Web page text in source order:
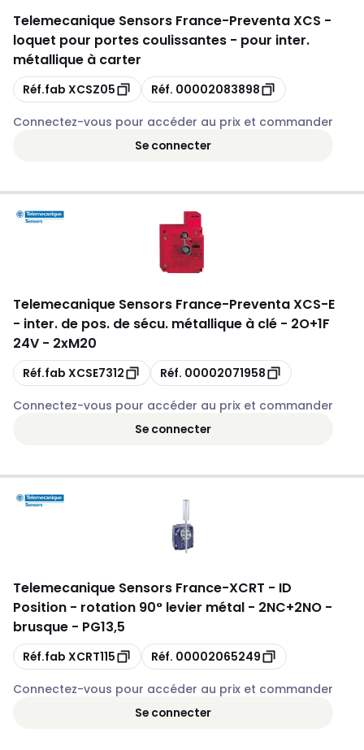
Telemecanique Sensors France-Preventa XCS -
loquet pour portes coulissantes - pour inter.
métallique à carter
Copie
Réf.fab XCSZ05 Copie
Réf. 00002083898
Connectez-vous pour accéder au prix et commander
Se connecter
Telemecanique Sensors France-Preventa XCS-E
- inter. de pos. de sécu. métallique à clé - 2O+1F
24V - 2xM20
Copie
Réf.fab XCSE7312 Copie
Réf. 00002071958
Connectez-vous pour accéder au prix et commander
Se connecter
Telemecanique Sensors France-XCRT - ID
Position - rotation 90° levier métal - 2NC+2NO -
brusque - PG13,5
Copie
Réf.fab XCRT115 Copie
Réf. 00002065249
Connectez-vous pour accéder au prix et commander
Se connecter